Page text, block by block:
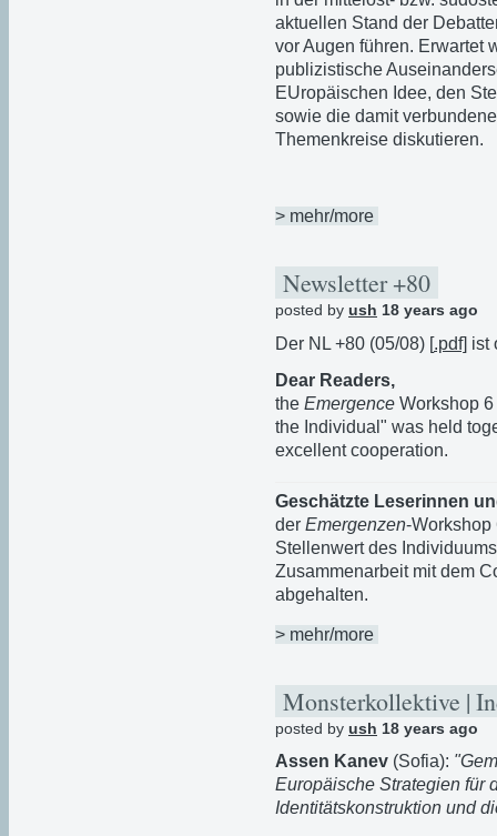
aktuellen Stand der
vor Augen führen. Erwartet
publizistische
EUropäischen Idee, den
sowie die damit
Themenkreise diskutieren.
> mehr/more
Newsletter +80
posted by ush 18 years ago
Der NL +80 (05/08) [.pdf] ist
Dear Readers,
the Emergence Workshop
the Individual" was held
excellent cooperation.
Geschätzte Leserinnen
der Emergenzen-Workshop
Stellenwert des
Zusammenarbeit mit dem
abgehalten.
> mehr/more
Monsterkollektive |
posted by ush 18 years ago
Assen Kanev (Sofia):
Europäische Strategien für
Identitätskonstruktion und